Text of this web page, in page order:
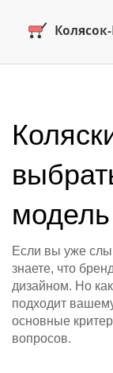
модель
Если вы уже
знаете, что
дизайном. Но
подходит
основные
вопросов.